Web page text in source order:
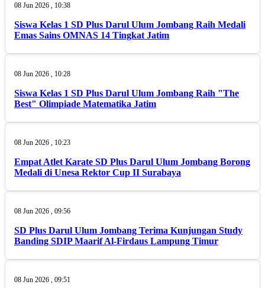
08 Jun 2026 , 10:38
Siswa Kelas 1 SD Plus Darul Ulum Jombang Raih Medali
Emas Sains OMNAS 14 Tingkat Jatim
08 Jun 2026 , 10:28
Siswa Kelas 1 SD Plus Darul Ulum Jombang Raih "The
Best" Olimpiade Matematika Jatim
08 Jun 2026 , 10:23
Empat Atlet Karate SD Plus Darul Ulum Jombang Borong
Medali di Unesa Rektor Cup II Surabaya
08 Jun 2026 , 09:56
SD Plus Darul Ulum Jombang Terima Kunjungan Study
Banding SDIP Maarif Al-Firdaus Lampung Timur
08 Jun 2026 , 09:51